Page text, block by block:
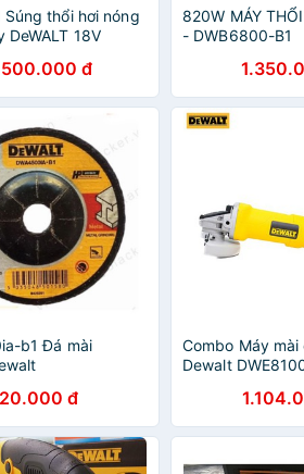
Súng thổi hơi nóng
DeWALT 18V
đ
820W MÁY
- DWB6800-B1
b1 Đá mài
20.000 đ
Combo Máy
Dewalt
DWA8060-B1
16mm T1